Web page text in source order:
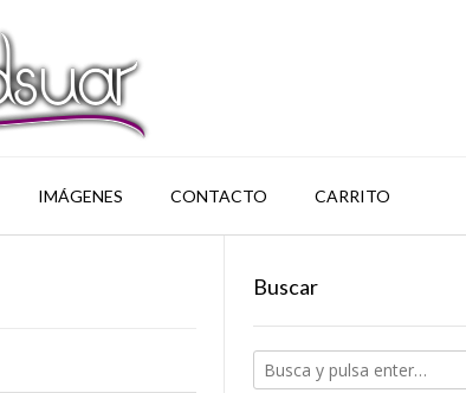
IMÁGENES CONTACTO CARRITO
Buscar